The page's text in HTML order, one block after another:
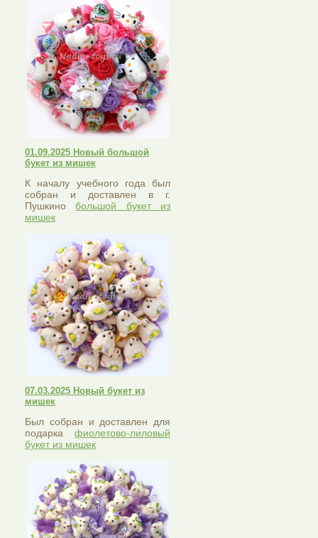
01.09.2025 Новый большой
букет из мишек
К началу учебного года был
собран и доставлен в г.
Пушкинобольшой букет из
мишек
07.03.2025 Новый букет из
мишек
Был собран и доставлен для
подарка фиолетово-лиловый
букет из мишек